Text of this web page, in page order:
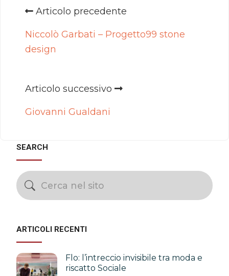
Articolo precedente
Niccolò Garbati – Progetto99 stone
design
Articolo successivo
Giovanni Gualdani
SEARCH
ARTICOLI RECENTI
Flo: l’intreccio invisibile tra moda e
riscatto Sociale